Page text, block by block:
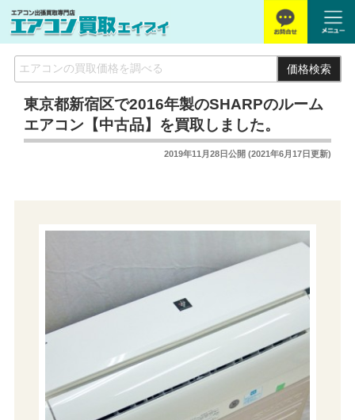
価格検索
東京都新宿区で2016年製のSHARPのルーム
エアコン【中古品】を買取しました。
2019年11月28日公開 (2021年6月17日更新)